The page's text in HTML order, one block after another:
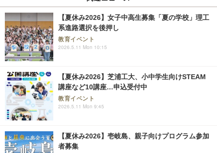
【夏休み2026】女子中高生募集「夏の学校」理工
系進路選択を後押し
教育イベント
2026.5.11 Mon 10:15
【夏休み2026】芝浦工大、小中学生向けSTEAM
講座など10講座…申込受付中
教育イベント
2026.5.11 Mon 9:45
【夏休み2026】壱岐島、親子向けプログラム参加
者募集